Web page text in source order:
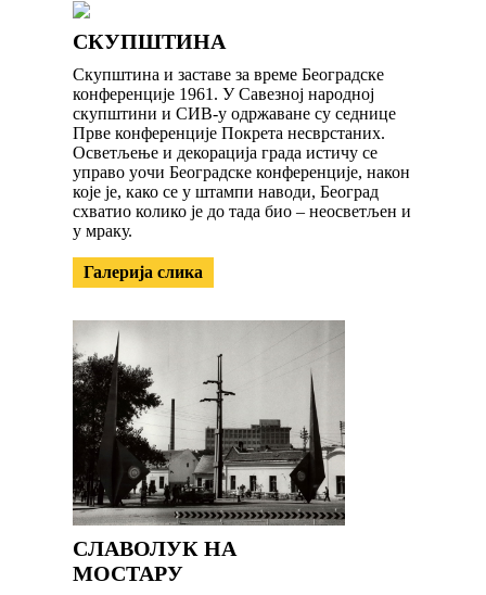
СКУПШТИНА
Скупштина и заставе за време Београдске
конференције 1961. У Савезној народној
скупштини и СИВ-у одржаване су седнице
Прве конференције Покрета несврстаних.
Осветљење и декорација града истичу се
управо уочи Београдске конференције, након
које је, како се у штампи наводи, Београд
схватио колико је до тада био – неосветљен и
у мраку.
Галерија слика
СЛАВОЛУК НА
МОСТАРУ